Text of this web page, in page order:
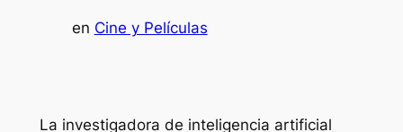
en Cine y Películas
La investigadora de inteligencia artificial